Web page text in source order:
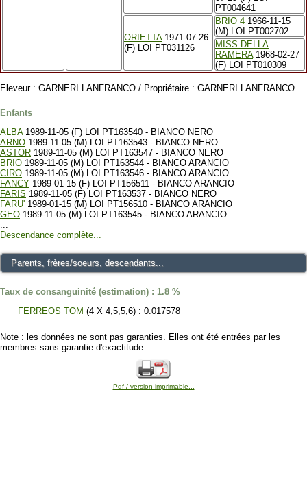
PT004641
ORIETTA1971-07-26
(F) LOI PT031126
BRIO 4 1966-11-15
(M) LOI PT002702
MISS DELLA
RAMERA1968-02-27
(F) LOI PT010309
Eleveur : GARNERI LANFRANCO / Propriétaire : GARNERI LANFRANCO
Enfants
ALBA1989-11-05 (F) LOI PT163540 - BIANCO NERO
ARNO 1989-11-05 (M) LOI PT163543 - BIANCO NERO
ASTOR 1989-11-05 (M) LOI PT163547 - BIANCO NERO
BRIO 1989-11-05 (M) LOI PT163544 - BIANCO ARANCIO
CIRO 1989-11-05 (M) LOI PT163546 - BIANCO ARANCIO
FANCY 1989-01-15 (F) LOI PT156511 - BIANCO ARANCIO
FARIS 1989-11-05 (F) LOI PT163537 - BIANCO NERO
FARU' 1989-01-15 (M) LOI PT156510 - BIANCO ARANCIO
GEO 1989-11-05 (M) LOI PT163545 - BIANCO ARANCIO
Descendance complète...
Parents, frères/soeurs, descendants...
Taux de consanguinité (estimation) : 1.8 %
FERREOS TOM (4 X 4,5,5,6) : 0.017578
Note : les données ne sont pas garanties. Elles ont été entrées par les
membres sans garantie d'exactitude.
Pdf / version imprimable...